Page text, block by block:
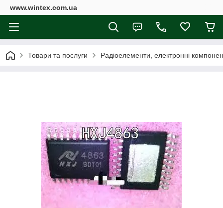
www.wintex.com.ua
Товари та послуги Радіоелементи, електронні